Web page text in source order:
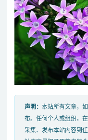
声明： 本站所有文章，
布。任何个人或组织，
采集、发布本站内容到